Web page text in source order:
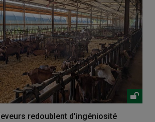
redoublent d'ingéniosité